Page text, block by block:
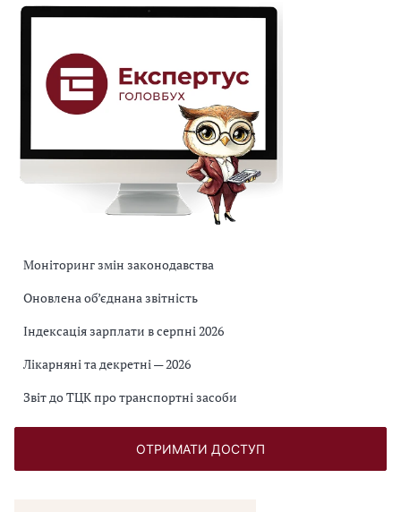
Моніторинг змін законодавства
Оновлена об’єднана звітність
Індексація зарплати в серпні 2026
Лікарняні та декретні — 2026
Звіт до ТЦК про транспортні засоби
ОТРИМАТИ ДОСТУП